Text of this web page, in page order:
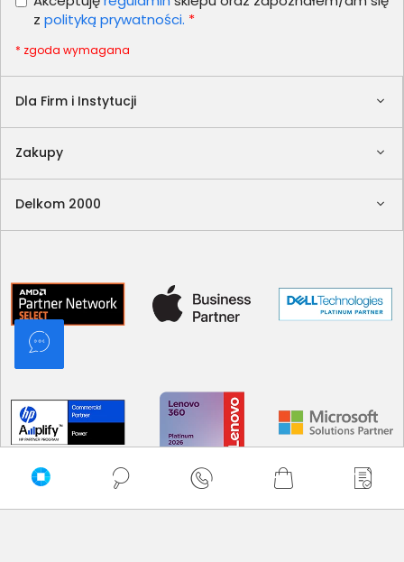
Dla Firm i Instytucji
Zakupy
Delkom 2000
z polityką prywatności. *
* zgoda wymagana